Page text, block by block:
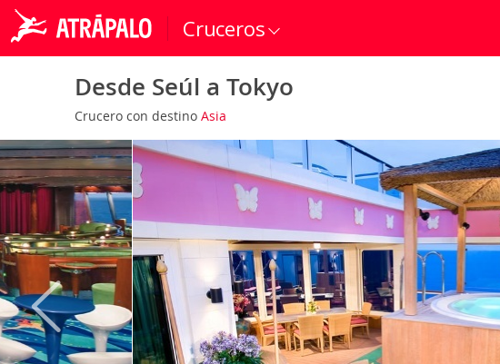
Cruceros
Desde Seúl a Tokyo
Crucero con destino Asia